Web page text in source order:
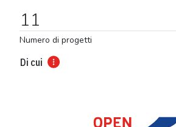
11
Numero di progetti
Di cui